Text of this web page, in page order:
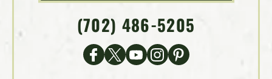
(702) 486-5205